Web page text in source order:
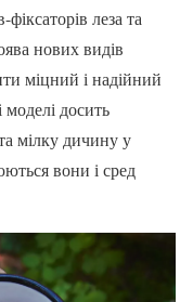
леза та
нових видів
міцний і надійний
досить
мілку дичину у
вони і сред